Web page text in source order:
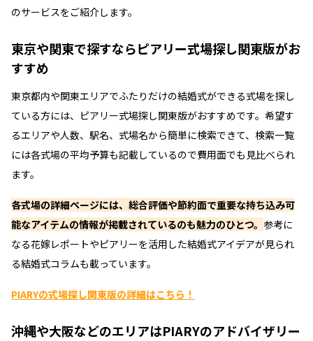
のサービスをご紹介します。
東京や関東で探すならピアリー式場探し関東版がお
すすめ
東京都内や関東エリアでふたりだけの結婚式ができる式場を探し
ている方には、ピアリー式場探し関東版がおすすめです。希望す
るエリアや人数、駅名、式場名から簡単に検索できて、検索一覧
には各式場の平均予算も記載しているので費用面でも見比べられ
ます。
各式場の詳細ページには、総合評価や節約面で重要な持ち込み可
能なアイテムの情報が掲載されているのも魅力のひとつ。 参考に
なる花嫁レポートやピアリーを活用した結婚式アイデアが見られ
る結婚式コラムも載っています。
PIARYの式場探し関東版の詳細はこちら！
沖縄や大阪などのエリアはPIARYのアドバイザリー